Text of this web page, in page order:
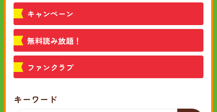
キャンペーン
無料読み放題！
ファンクラブ
キーワード